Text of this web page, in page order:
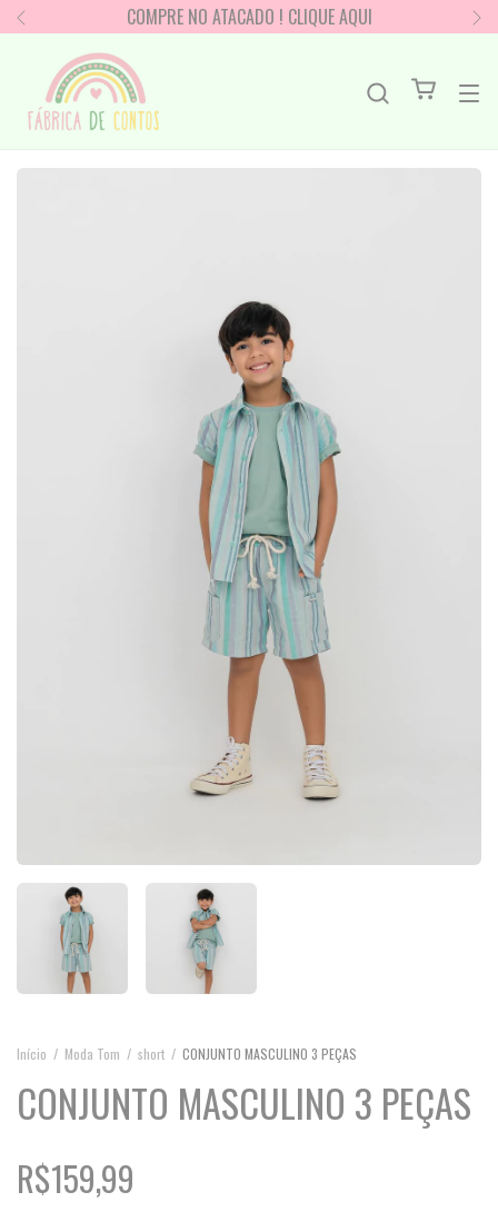
COMPRE NO ATACADO ! CLIQUE AQUI
Início / Moda Tom / short / CONJUNTO MASCULINO 3 PEÇAS
CONJUNTO MASCULINO 3 PEÇAS
R$159,99